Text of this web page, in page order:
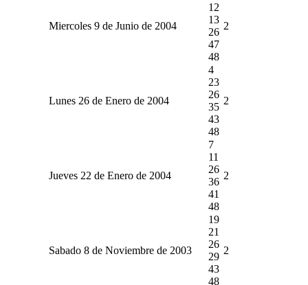
Miercoles 9 de Junio de 2004
12
13
26
47
48
2
Lunes 26 de Enero de 2004
4
23
26
35
43
48
2
Jueves 22 de Enero de 2004
7
11
26
36
41
48
2
Sabado 8 de Noviembre de 2003
19
21
26
29
43
48
2